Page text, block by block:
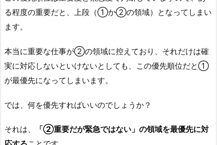
る程度の重要だと、上段（①か②の領域）となってしまい
ます。
本当に重要な仕事が②の領域に控えており、それだけは確
実に対応しないといけないとしても、この優先順位だと①
が最優先になってしまいます。
では、何を優先すればいいのでしょうか？
それは、
「②重要だが緊急ではない」の領域を最優先に対